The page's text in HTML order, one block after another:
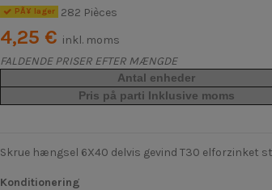
PÃ¥ lager 282 Pièces
4,25 € inkl. moms
FALDENDE PRISER EFTER MÆNGDE
Antal enheder
Pris på parti Inklusive moms
Skrue hængsel 6X40 delvis gevind T30 elforzinket
Konditionering